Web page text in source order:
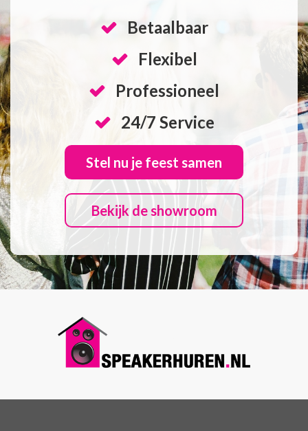
Betaalbaar
Flexibel
Professioneel
24/7 Service
Stel nu je feest samen
Bekijk de showroom